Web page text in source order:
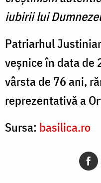
iubirii lui
Patriarhul
veșnice în data de
vârsta de 76 ani,
reprezentativă a
Sursa: basilica.ro